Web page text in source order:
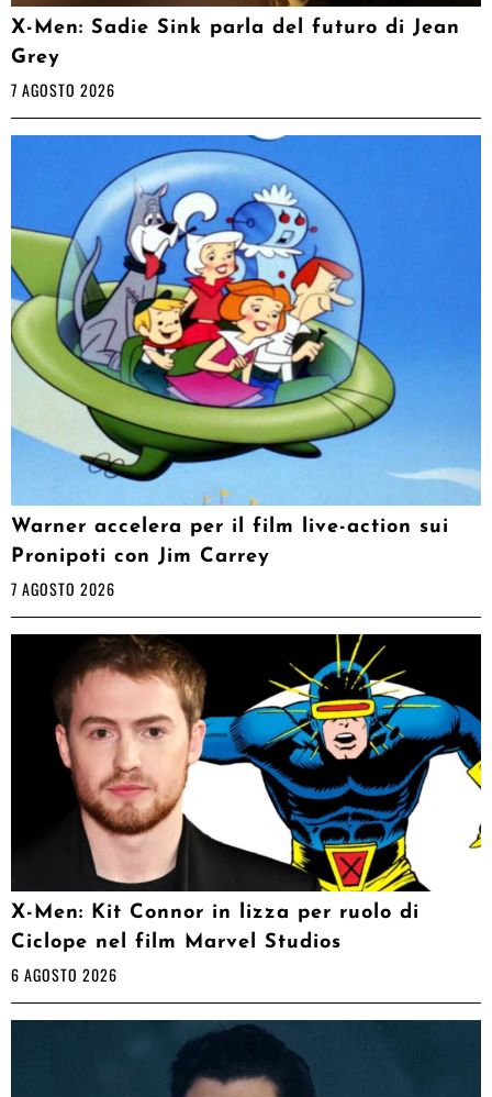
X-Men: Sadie Sink parla del futuro di Jean
Grey
7 AGOSTO 2026
Warner accelera per il film live-action sui
Pronipoti con Jim Carrey
7 AGOSTO 2026
X-Men: Kit Connor in lizza per ruolo di
Ciclope nel film Marvel Studios
6 AGOSTO 2026